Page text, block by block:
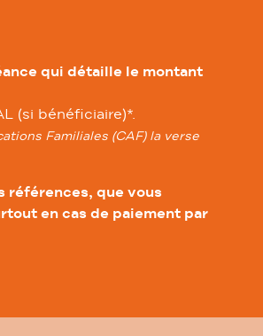
qui détaille le montant
(si bénéficiaire)*.
Familiales (CAF) la verse
références, que vous
en cas de paiement par